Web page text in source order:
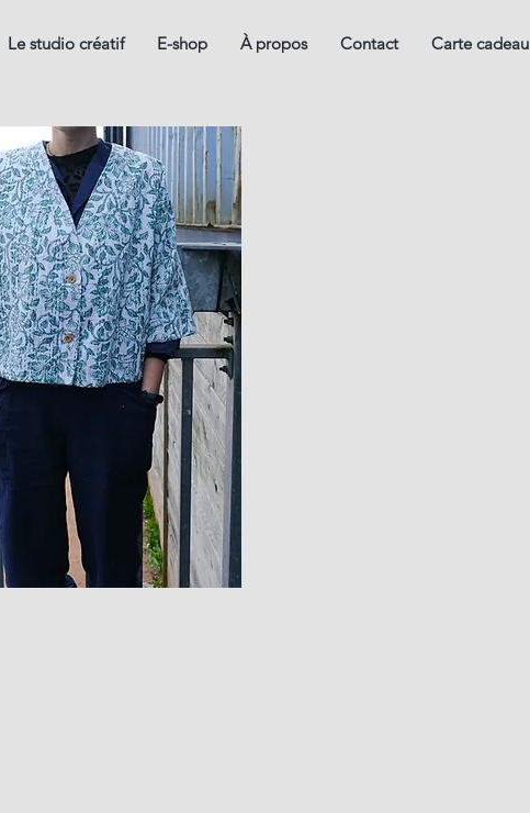
Le studio créatif E-shop À propos Contact Carte cadeau